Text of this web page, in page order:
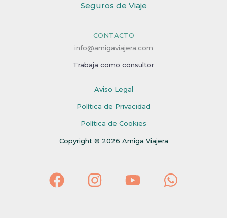
Seguros de Viaje
CONTACTO
info@amigaviajera.com
Trabaja como consultor
Aviso Legal
Política de Privacidad
Política de Cookies
Copyright © 2026 Amiga Viajera